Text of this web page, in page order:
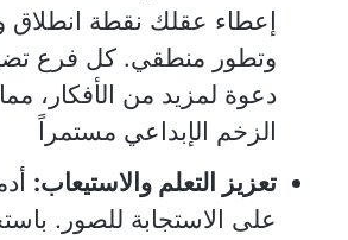
إعطاء عقلك نقطة انطلاق
وتطور منطقي. كل فرع
دعوة لمزيد من الأفكار،
الزخم الإبداعي مستمراً
تعزيز التعلم والاستيعاب:
على الاستجابة للصور.